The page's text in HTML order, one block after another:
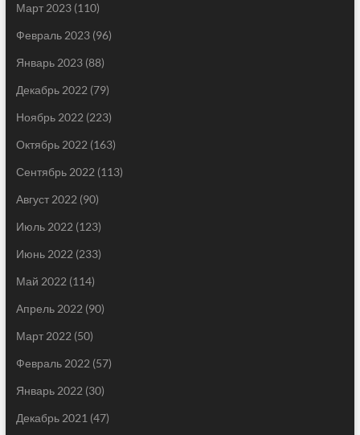
Март 2023(110)
Февраль 2023(96)
Январь 2023(88)
Декабрь 2022 (79)
Ноябрь 2022 (223)
Октябрь 2022 (163)
Сентябрь 2022 (113)
Август 2022 (90)
Июль 2022 (123)
Июнь 2022 (233)
Май 2022 (114)
Апрель 2022 (90)
Март 2022 (50)
Февраль 2022 (57)
Январь 2022 (30)
Декабрь 2021 (47)